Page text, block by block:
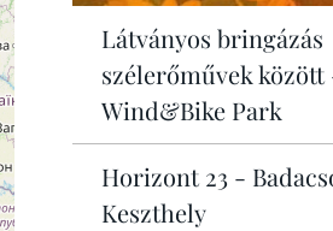
Látványos bringázás
szélerőművek
Wind&Bike Park
Horizont 23 -
Keszthely